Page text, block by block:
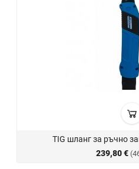
TIG шланг за ръчно
239,80 €